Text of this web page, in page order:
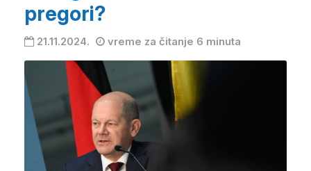
pregori?
21.11.2024. vreme za čitanje 6 minuta